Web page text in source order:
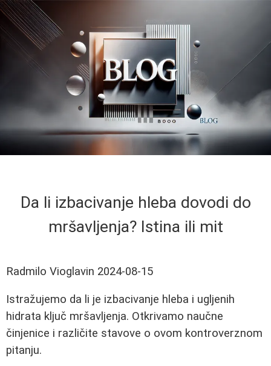
Da li izbacivanje hleba dovodi do
mršavljenja? Istina ili mit
Radmilo Vioglavin 2024-08-15
Istražujemo da li je izbacivanje hleba i ugljenih
hidrata ključ mršavljenja. Otkrivamo naučne
činjenice i različite stavove o ovom kontroverznom
pitanju.